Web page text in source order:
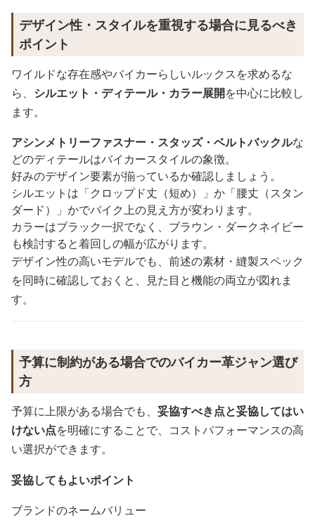
デザイン性・スタイルを重視する場合に見るべき
ポイント
ワイルドな存在感やバイカーらしいルックスを求めるな
ら、 シルエット・ディテール・カラー展開を中心に比較し
ます。
アシンメトリーファスナー・スタッズ・ベルトバックルな
どのディテールはバイカースタイルの象徴。
好みのデザイン要素が揃っているか確認しましょう。
シルエットは「クロップド丈（短め）」か「腰丈（スタン
ダード）」かでバイク上の見え方が変わります。
カラーはブラック一択でなく、ブラウン・ダークネイビー
も検討すると着回しの幅が広がります。
デザイン性の高いモデルでも、前述の素材・縫製スペック
を同時に確認しておくと、見た目と機能の両立が図れま
す。
予算に制約がある場合でのバイカー革ジャン選び
方
予算に上限がある場合でも、 妥協すべき点と妥協してはい
けない点を明確にすることで、コストパフォーマンスの高
い選択ができます。
妥協してもよいポイント
ブランドのネームバリュー